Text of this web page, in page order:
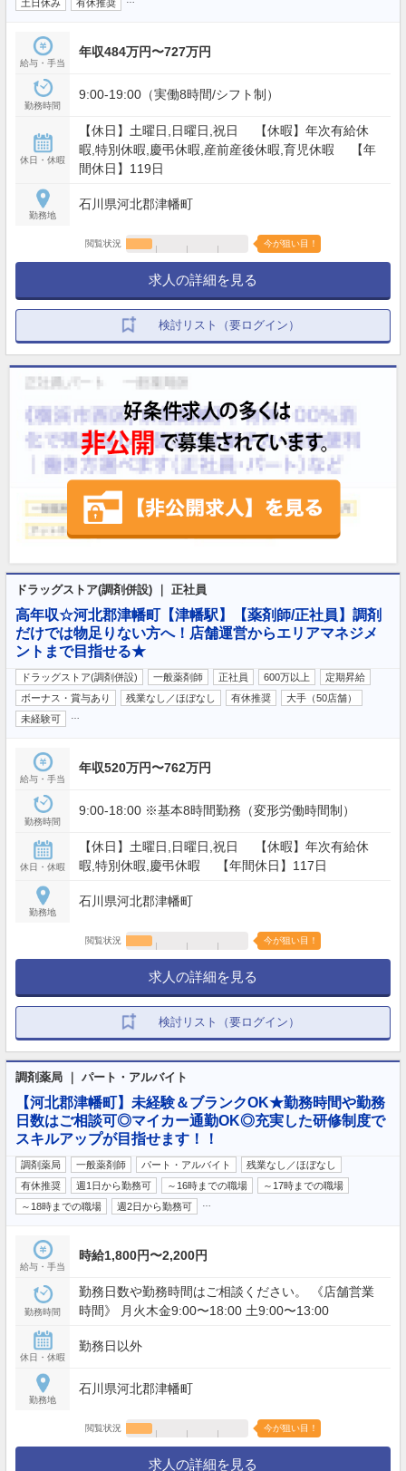
土日休み 有休推奨
給与・手当
年収484万円〜727万円
勤務時間
9:00-19:00（実働8時間/シフト制）
休日・休暇
【休日】土曜日,日曜日,祝日 【休暇】年次有給休
暇,特別休暇,慶弔休暇,産前産後休暇,育児休暇 【年
間休日】119日
勤務地
石川県河北郡津幡町
閲覧状況 今が狙い目！
求人の詳細を見る
検討リスト（要ログイン）
ドラッグストア(調剤併設) ｜ 正社員
高年収☆河北郡津幡町【津幡駅】【薬剤師/正社員】調剤
だけでは物足りない方へ！店舗運営からエリアマネジメ
ントまで目指せる★
ドラッグストア(調剤併設) 一般薬剤師 正社員 600万以上
定期昇給
ボーナス・賞与あり
残業なし／ほぼなし 有休推奨
大手（50店舗）
未経験可
給与・手当
年収520万円〜762万円
勤務時間
9:00-18:00 ※基本8時間勤務（変形労働時間制）
休日・休暇
【休日】土曜日,日曜日,祝日 【休暇】年次有給休
暇,特別休暇,慶弔休暇 【年間休日】117日
勤務地
石川県河北郡津幡町
閲覧状況 今が狙い目！
求人の詳細を見る
検討リスト（要ログイン）
調剤薬局 ｜ パート・アルバイト
【河北郡津幡町】未経験＆ブランクOK★勤務時間や勤務
日数はご相談可◎マイカー通勤OK◎充実した研修制度で
スキルアップが目指せます！！
調剤薬局 一般薬剤師 パート・アルバイト
残業なし／ほぼなし
有休推奨
週1日から勤務可 ～16時までの職場
～17時までの職場
～18時までの職場
週2日から勤務可
給与・手当
時給1,800円〜2,200円
勤務時間
勤務日数や勤務時間はご相談ください。 《店舗営業
時間》 月火木金9:00〜18:00 土9:00〜13:00
休日・休暇
勤務日以外
勤務地
石川県河北郡津幡町
閲覧状況 今が狙い目！
求人の詳細を見る